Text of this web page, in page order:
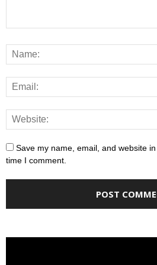
Save my name, email, and website
time I comment.